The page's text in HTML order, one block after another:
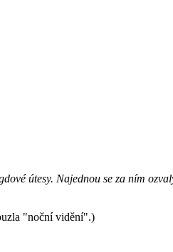
útesy. Najednou se za ním
"noční vidění".)